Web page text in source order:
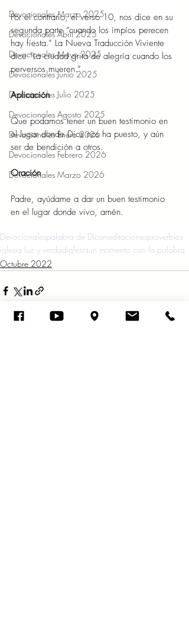
Devocionales Marzo 2025
Devocionales Abril 2025
Devocionales Mayo 2025
Devocionales Junio 2025
Devocionales Julio 2025
Devocionales Agosto 2025
Devocionales Enero 2026
Devocionales Febrero 2026
Devocionales Marzo 2026
Por el contrario, el verso 10, nos dice en su
segunda parte “cuando los impíos perecen
hay fiesta.” La Nueva Traducción Viviente
dice “La ciudad grita de alegría cuando los
perversos mueren.”
Aplicación
Que podamos tener un buen testimonio en
el lugar donde Dios nos ha puesto, y aún
ser de bendición a otros.
Oración
Padre, ayúdame a dar un buen testimonio
en el lugar donde vivo, amén.
Devocionalespalabra de Diosmeditacionesproverbios
iglesia luz y verdadiglesiaun momento con la palabra
Octubre 2022